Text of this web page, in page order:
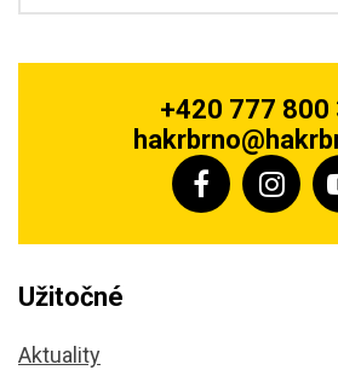
+420 777 800
Užitočné
Aktuality